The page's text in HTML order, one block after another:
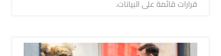
قرارات قائمة على البيانات.